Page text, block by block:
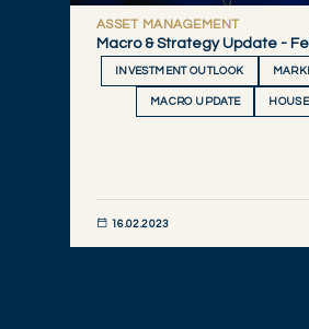
ASSET MANAGEMENT
Macro & Strategy Update -
INVESTMENT OUTLOOK
MACRO UPDATE
16.02.2023